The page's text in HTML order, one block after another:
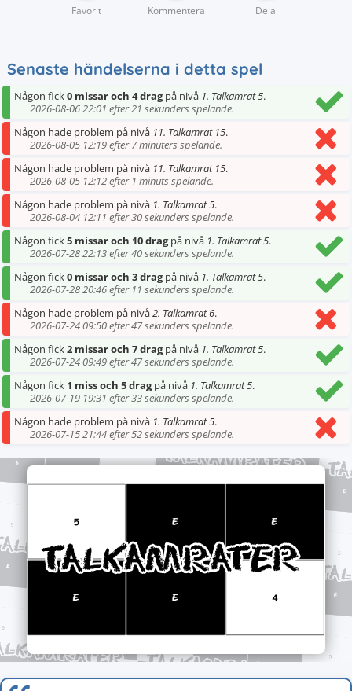
Favorit Kommentera Dela
Senaste händelserna i detta spel
Någon fick0 missar och 4 dragpå nivå 1. Talkamrat 5.
2026-08-06 22:01 efter 21 sekunders spelande.
Någon hade problem på nivå 11. Talkamrat 15.
2026-08-05 12:19 efter 7 minuters spelande.
Någon hade problem på nivå 11. Talkamrat 15.
2026-08-05 12:12 efter 1 minuts spelande.
Någon hade problem på nivå 1. Talkamrat 5.
2026-08-04 12:11 efter 30 sekunders spelande.
Någon fick5 missar och 10 dragpå nivå 1. Talkamrat 5.
2026-07-28 22:13 efter 40 sekunders spelande.
Någon fick0 missar och 3 dragpå nivå 1. Talkamrat 5.
2026-07-28 20:46 efter 11 sekunders spelande.
Någon hade problem på nivå2. Talkamrat 6.
2026-07-24 09:50 efter 47 sekunders spelande.
Någon fick2 missar och 7 dragpå nivå 1. Talkamrat 5.
2026-07-24 09:49 efter 47 sekunders spelande.
Någon fick 1 miss och 5 dragpå nivå 1. Talkamrat 5.
2026-07-19 19:31 efter 33 sekunders spelande.
Någon hade problem på nivå 1. Talkamrat 5.
2026-07-15 21:44 efter 52 sekunders spelande.